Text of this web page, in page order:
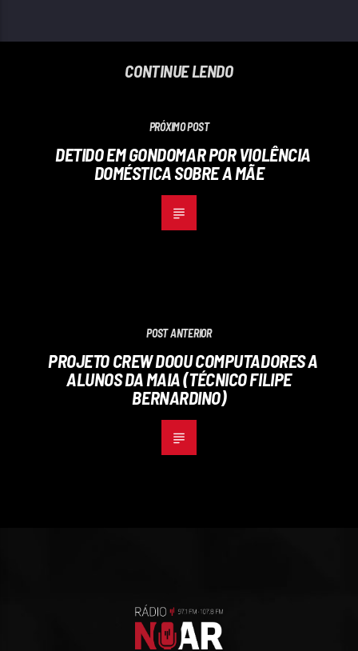
CONTINUE LENDO
PRÓXIMO POST
DETIDO EM GONDOMAR POR VIOLÊNCIA
DOMÉSTICA SOBRE A MÃE
POST ANTERIOR
PROJETO CREW DOOU COMPUTADORES A
ALUNOS DA MAIA (TÉCNICO FILIPE
BERNARDINO)